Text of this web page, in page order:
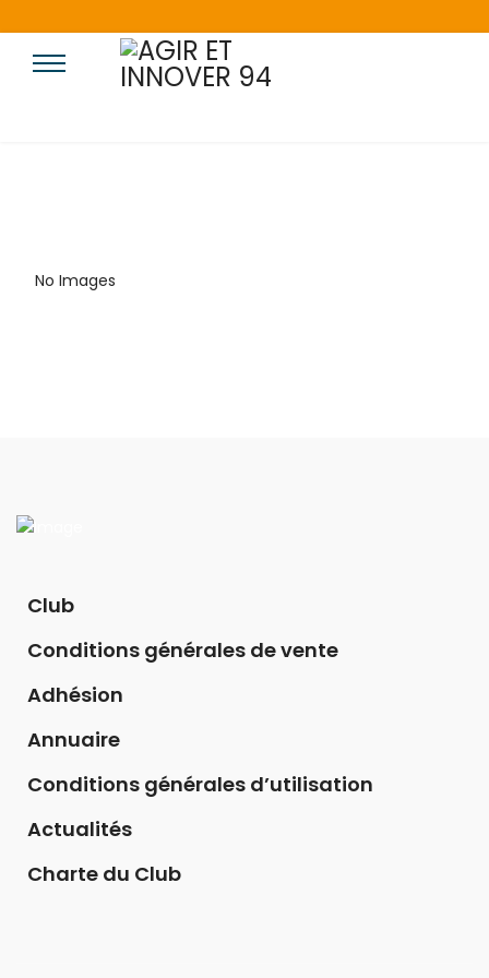
No Images
Club
Conditions générales de vente
Adhésion
Annuaire
Conditions générales d’utilisation
Actualités
Charte du Club